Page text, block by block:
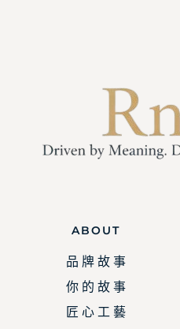
ABOUT
品 牌 故 事
你 的 故 事
匠 心 工 藝